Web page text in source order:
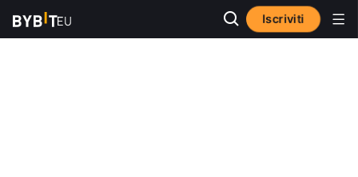
Iscriviti